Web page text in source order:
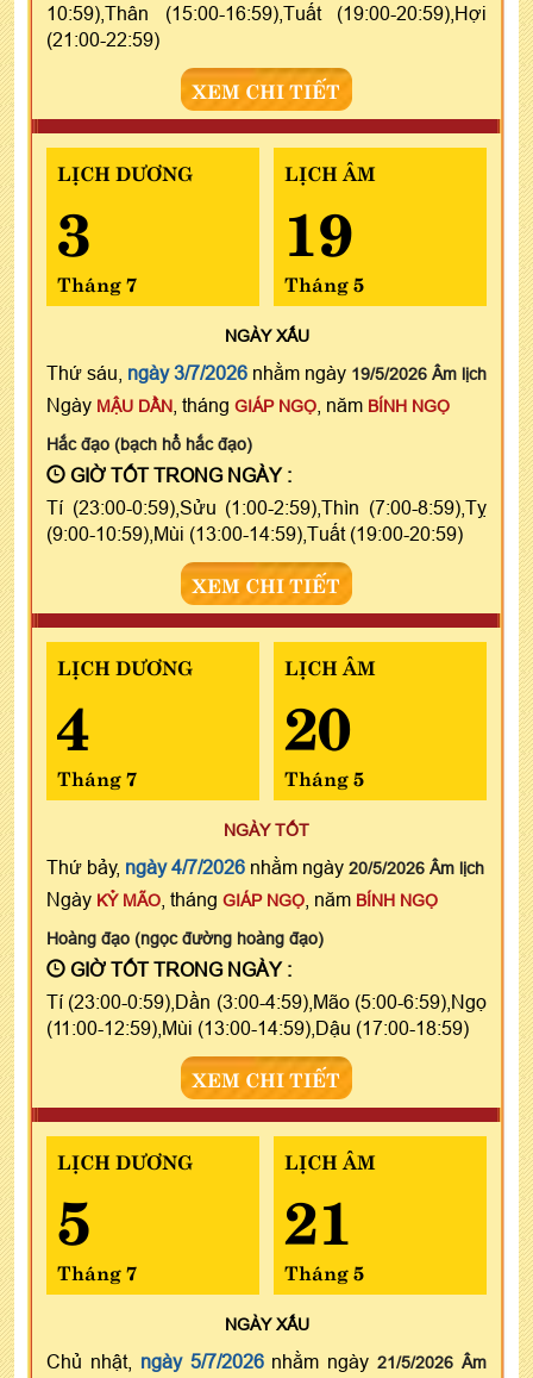
10:59),Thân (15:00-16:59),Tuất (19:00-20:59),Hợi
(21:00-22:59)
XEM CHI TIẾT
LỊCH DƯƠNG
3
Tháng 7
LỊCH ÂM
19
Tháng 5
NGÀYXẤU
Thứ sáu, ngày 3/7/2026 nhằm ngày 19/5/2026 Âm lịch
Ngày MẬU DẦN , tháng GIÁP NGỌ , năm BÍNH NGỌ
Hắc đạo (bạch hổ hắc đạo)
GIỜ TỐT TRONG NGÀY :
Tí (23:00-0:59),Sửu (1:00-2:59),Thìn (7:00-8:59),Tỵ
(9:00-10:59),Mùi (13:00-14:59),Tuất (19:00-20:59)
XEM CHI TIẾT
LỊCH DƯƠNG
4
Tháng 7
LỊCH ÂM
20
Tháng 5
NGÀY TỐT
Thứ bảy, ngày 4/7/2026 nhằm ngày 20/5/2026 Âm lịch
Ngày KỶ MÃO , tháng GIÁP NGỌ , năm BÍNH NGỌ
Hoàng đạo (ngọc đường hoàng đạo)
GIỜ TỐT TRONG NGÀY :
Tí (23:00-0:59),Dần (3:00-4:59),Mão (5:00-6:59),Ngọ
(11:00-12:59),Mùi (13:00-14:59),Dậu (17:00-18:59)
XEM CHI TIẾT
LỊCH DƯƠNG
5
Tháng 7
LỊCH ÂM
21
Tháng 5
NGÀYXẤU
Chủ nhật, ngày 5/7/2026nhằm ngày21/5/2026 Âm